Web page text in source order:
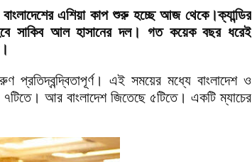
এশিয়া কাপ শুরু হচ্ছে আজ থেকে।ক্যান্ডির
সাকিব আল হাসানের দল। গত কয়েক বছর ধরেই
প্রতিদ্বন্দ্বিতাপূর্ণ। এই সময়ের মধ্যে বাংলাদেশ ও
আর বাংলাদেশ জিতেছে ৫টিতে। একটি ম্যাচের